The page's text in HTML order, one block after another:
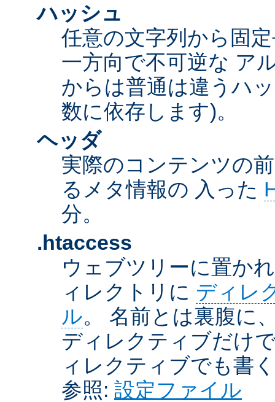
ハッシュ
任意の文字列から固
一方向で不可逆な ア
からは普通は違うハ
数に依存します)。
ヘッダ
実際のコンテンツの
るメタ情報の 入った
分。
.htaccess
ウェブツリーに置か
ィレクトリに ディレ
ル。 名前とは裏腹に
ディレクティブだけ
ィレクティブでも書
参照: 設定ファイル